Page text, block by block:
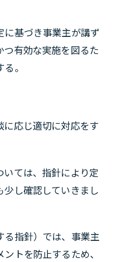
基づき事業主が講ず
有効な実施を図るた
。
応じ適切に対応をす
いては、指針により定
し確認していきまし
る指針）では、事業主
トを防止するため、